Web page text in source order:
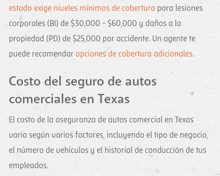
estado exige niveles mínimos de cobertura para lesiones
corporales (BI) de $30,000 - $60,000 y daños a la
propiedad (PD) de $25,000 por accidente. Un agente te
puede recomendar opciones de cobertura adicionales.
Costo del seguro de autos
comerciales en Texas
El costo de la aseguranza de autos comercial en Texas
varía según varios factores, incluyendo el tipo de negocio,
el número de vehículos y el historial de conducción de tus
empleados.